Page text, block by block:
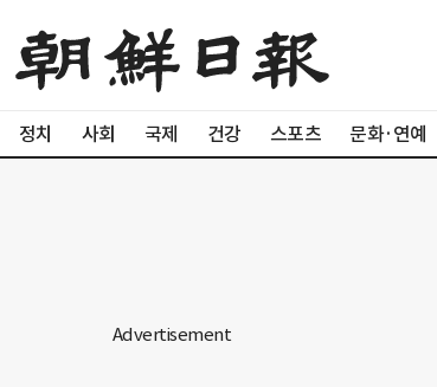
정치 사회 국제 건강 스포츠 문화·연예